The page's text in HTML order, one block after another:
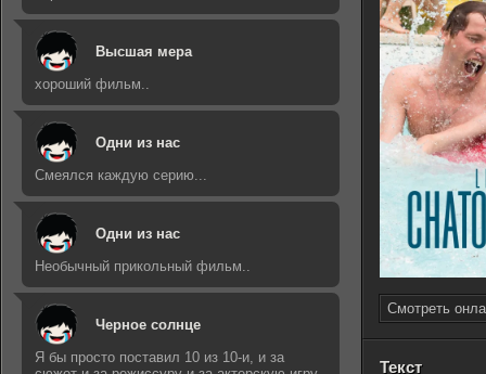
Смотреть
Текст
Высшая мера
хороший фильм..
Одни из нас
Смеялся каждую серию...
Одни из нас
Необычный прикольный фильм..
Черное солнце
Я бы просто поставил 10 из 10-и, и за